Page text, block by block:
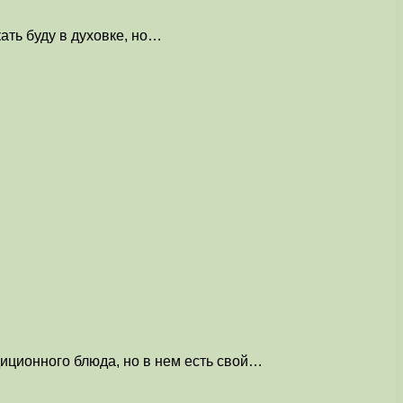
буду в духовке, но…
блюда, но в нем есть свой…